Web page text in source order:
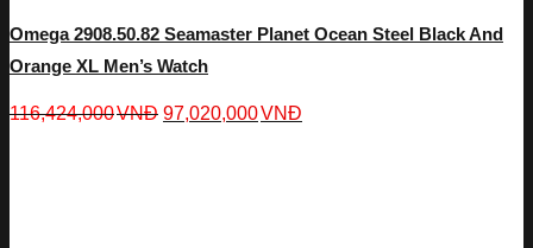
Omega 2908.50.82 Seamaster Planet Ocean Steel Black And
Orange XL Men’s Watch
116,424,000VNĐ 97,020,000VNĐ